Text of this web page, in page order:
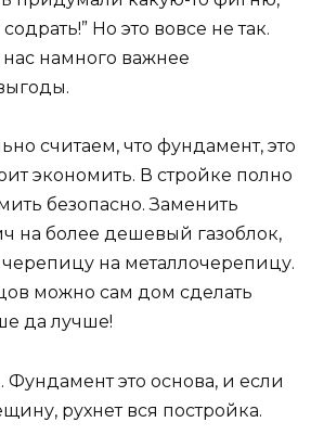
Но это вовсе не так.
намного важнее
считаем, что фундамент, это
экономить. В стройке полно
безопасно. Заменить
на более дешевый газоблок,
на металлочерепицу.
можно сам дом сделать
да лучше!
это основа, и если
рухнет вся постройка.